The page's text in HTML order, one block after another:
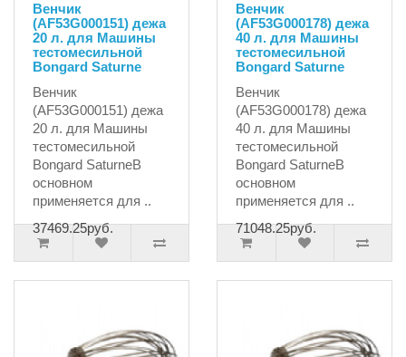
Венчик
(AF53G000151) дежа
20 л. для Машины
тестомесильной
Bongard Saturne
Венчик
(AF53G000151) дежа
20 л. для Машины
тестомесильной
Bongard SaturneВ
основном
применяется для ..
37469.25руб.
Венчик
(AF53G000178) дежа
40 л. для Машины
тестомесильной
Bongard Saturne
Венчик
(AF53G000178) дежа
40 л. для Машины
тестомесильной
Bongard SaturneВ
основном
применяется для ..
71048.25руб.